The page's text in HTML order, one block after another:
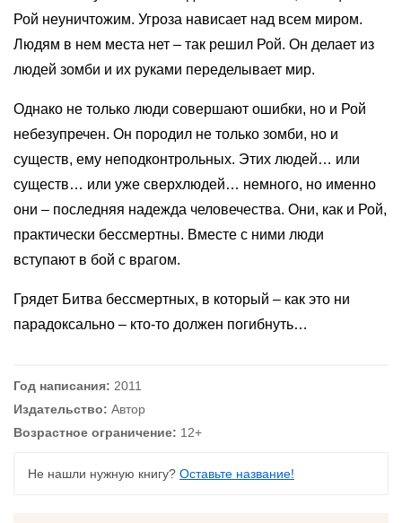
Рой неуничтожим. Угроза нависает над всем миром.
Людям в нем места нет – так решил Рой. Он делает из
людей зомби и их руками переделывает мир.
Однако не только люди совершают ошибки, но и Рой
небезупречен. Он породил не только зомби, но и
существ, ему неподконтрольных. Этих людей… или
существ… или уже сверхлюдей… немного, но именно
они – последняя надежда человечества. Они, как и Рой,
практически бессмертны. Вместе с ними люди
вступают в бой с врагом.
Грядет Битва бессмертных, в который – как это ни
парадоксально – кто-то должен погибнуть…
Год написания: 2011
Издательство: Автор
Возрастное ограничение: 12+
Не нашли нужную книгу? Оставьте название!